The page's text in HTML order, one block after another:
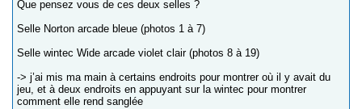
Que pensez vous de ces deux selles ?
Selle Norton arcade bleue (photos 1 à 7)
Selle wintec Wide arcade violet clair (photos 8 à 19)
-> j’ai mis ma main à certains endroits pour montrer où il y avait du
jeu, et à deux endroits en appuyant sur la wintec pour montrer
comment elle rend sanglée